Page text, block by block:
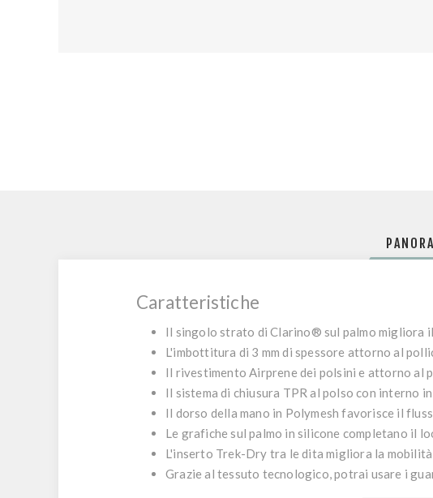
Caratteristiche
Il singolo strato di Clarino® sul palmo migliora
L'imbottitura di 3 mm di spessore attorno al
Il rivestimento Airprene dei polsini e attorno al
Il sistema di chiusura TPR al polso con interno
Il dorso della mano in Polymesh favorisce il
Le grafiche sul palmo in silicone completano il
L'inserto Trek-Dry tra le dita migliora la
Grazie al tessuto tecnologico, potrai usare i